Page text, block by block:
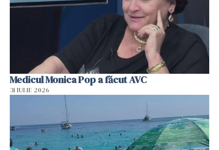
Medicul Monica Pop a făcut AVC
31 IULIE 2026